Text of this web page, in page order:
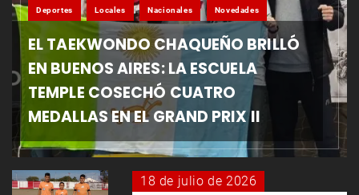
Deportes Locales Nacionales Novedades
EL TAEKWONDO CHAQUEÑO BRILLÓ
EN BUENOS AIRES: LA ESCUELA
TEMPLE COSECHÓ CUATRO
MEDALLAS EN EL GRAND PRIX II
18 de julio de 2026